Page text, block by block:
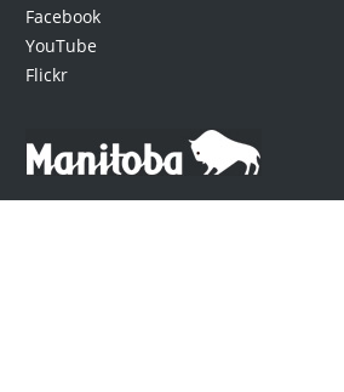
Facebook
YouTube
Flickr